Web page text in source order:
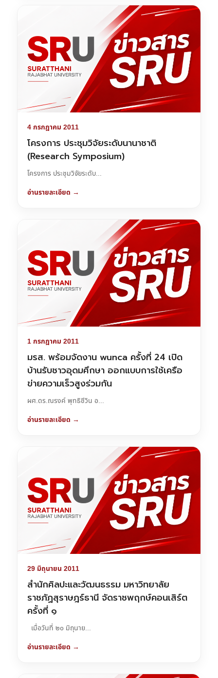
4 กรกฎาคม 2011
โครงการ ประชุมวิจัยระดับนานาชาติ
(Research Symposium)
โครงการ ประชุมวิจัยระดับ...
อ่านรายละเอียด →
1 กรกฎาคม 2011
มรส. พร้อมจัดงาน wunca ครั้งที่ 24 เปิด
บ้านรับชาวอุดมศึกษา ออกแบบการใช้เครือ
ข่ายความเร็วสูงร่วมกัน
ผศ.ดร.ณรงค์ พุทธิชีวิน อ...
อ่านรายละเอียด →
29 มิถุนายน 2011
สำนักศิลปะและวัฒนธรรม มหาวิทยาลัย
ราชภัฏสุราษฎร์ธานี จัดราชพฤกษ์คอนเสิร์ต
ครั้งที่ ๑
เมื่อวันที่ ๒๐ มิถุนาย...
อ่านรายละเอียด →